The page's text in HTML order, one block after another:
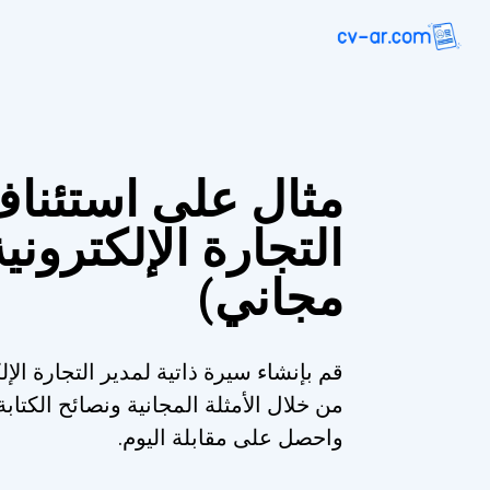
مثال على
التجارة
مجاني)
قم بإنشاء سيرة ذاتية لمدير التجارة
من خلال الأمثلة المجانية ونصائح
واحصل على مقابلة اليوم.